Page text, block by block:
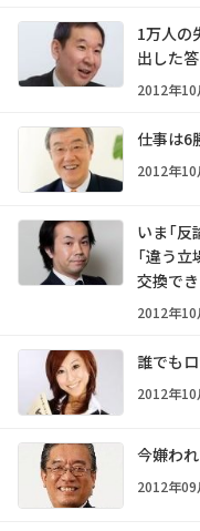
1万人の
出した
2012年
仕事は6
2012年
いま「
「違う
交換でき
2012年
誰でも
2012年
今嫌わ
2012年